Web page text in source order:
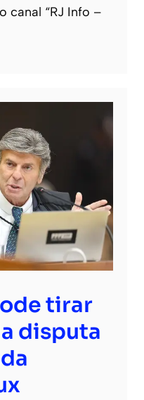
canal “RJ Info –
tirar
disputa